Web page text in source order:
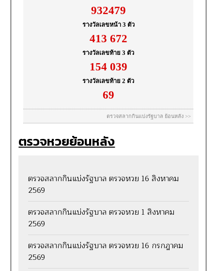
ตรวจหวยย้อนหลัง
ตรวจสลากกินแบ่งรัฐบาล ตรวจหวย 16 สิงหาคม
2569
ตรวจสลากกินแบ่งรัฐบาล ตรวจหวย 1 สิงหาคม
2569
ตรวจสลากกินแบ่งรัฐบาล ตรวจหวย 16 กรกฎาคม
2569